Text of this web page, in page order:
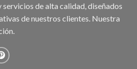
de alta calidad, diseñados
de nuestros clientes. Nuestra